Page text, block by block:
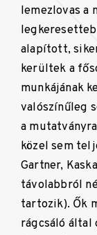
lemezlovas a
alapított,
kerültek a
munkájának
valószínűleg
a
közel sem
Gartner,
távolabbról
tartozik). Ők
rágcsáló